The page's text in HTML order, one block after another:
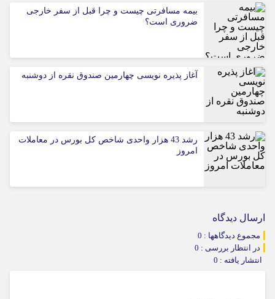
بیمه مسافرتی چیست و چرا قبل از سفر خارجی
ضروری است؟
آغاز پذیره نویسی چهارمین صندوق نقره از دوشنبه
رشد 43 هزار واحدی شاخص کل بورس در معاملات
امروز
ارسال دیدگاه
مجموع دیدگاهها : 0
در انتظار بررسی : 0
انتشار یافته : 0